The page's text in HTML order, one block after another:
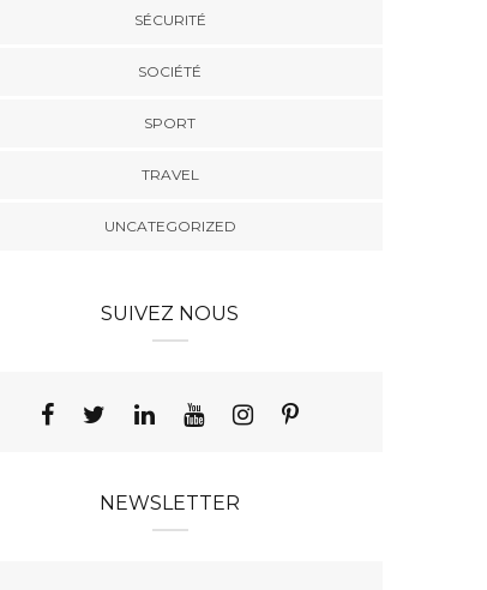
SÉCURITÉ
SOCIÉTÉ
SPORT
TRAVEL
UNCATEGORIZED
SUIVEZ NOUS
NEWSLETTER